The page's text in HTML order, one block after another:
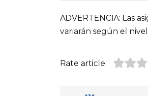
ADVERTENCIA: Las
variarán según el
Rate article